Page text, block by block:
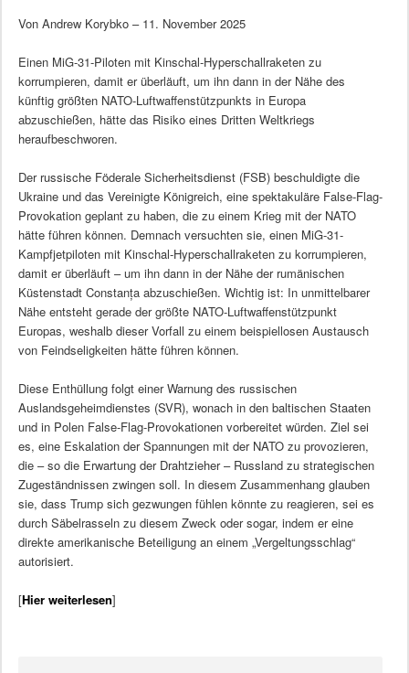
Von Andrew Korybko – 11. November 2025
Einen MiG-31-Piloten mit Kinschal-Hyperschallraketen zu
korrumpieren, damit er überläuft, um ihn dann in der Nähe des
künftig größten NATO-Luftwaffenstützpunkts in Europa
abzuschießen, hätte das Risiko eines Dritten Weltkriegs
heraufbeschworen.
Der russische Föderale Sicherheitsdienst (FSB) beschuldigte die
Ukraine und das Vereinigte Königreich, eine spektakuläre False-Flag-
Provokation geplant zu haben, die zu einem Krieg mit der NATO
hätte führen können. Demnach versuchten sie, einen MiG-31-
Kampfjetpiloten mit Kinschal-Hyperschallraketen zu korrumpieren,
damit er überläuft – um ihn dann in der Nähe der rumänischen
Küstenstadt Constanța abzuschießen. Wichtig ist: In unmittelbarer
Nähe entsteht gerade der größte NATO-Luftwaffenstützpunkt
Europas, weshalb dieser Vorfall zu einem beispiellosen Austausch
von Feindseligkeiten hätte führen können.
Diese Enthüllung folgt einer Warnung des russischen
Auslandsgeheimdienstes (SVR), wonach in den baltischen Staaten
und in Polen False-Flag-Provokationen vorbereitet würden. Ziel sei
es, eine Eskalation der Spannungen mit der NATO zu provozieren,
die – so die Erwartung der Drahtzieher – Russland zu strategischen
Zugeständnissen zwingen soll. In diesem Zusammenhang glauben
sie, dass Trump sich gezwungen fühlen könnte zu reagieren, sei es
durch Säbelrasseln zu diesem Zweck oder sogar, indem er eine
direkte amerikanische Beteiligung an einem „Vergeltungsschlag“
autorisiert.
[Hier weiterlesen]